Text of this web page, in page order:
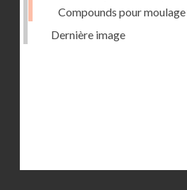
Compounds pour moulage
Dernière image